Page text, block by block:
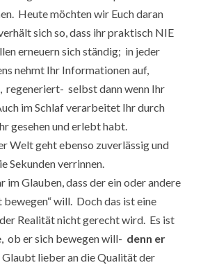
Heute möchten wir Euch daran
sich so, dass ihr praktisch NIE
erneuern sich ständig; in jeder
nehmt Ihr Informationen auf,
regeneriert- selbst dann wenn Ihr
im Schlaf verarbeitet Ihr durch
gesehen und erlebt habt.
Welt geht ebenso zuverlässig und
Sekunden verrinnen.
im Glauben, dass der ein oder andere
bewegen“ will. Doch das ist eine
Realität nicht gerecht wird. Es ist
ob er sich bewegen will- denn er
Glaubt lieber an die Qualität der